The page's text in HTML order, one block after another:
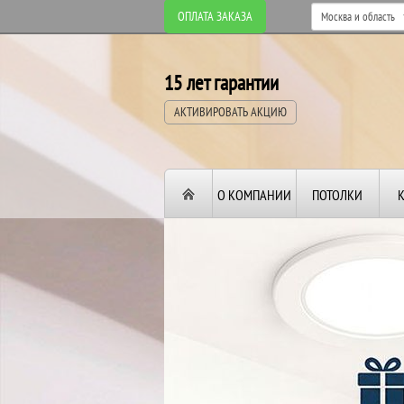
ОПЛАТА ЗАКАЗА
15 лет гарантии
АКТИВИРОВАТЬ АКЦИЮ
О КОМПАНИИ ПОТОЛКИ
ВТОРОЙ И ТРЕТИЙ
ПОТОЛОК